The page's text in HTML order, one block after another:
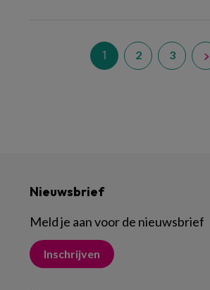
1 2 3
Nieuwsbrief
Meld je aan voor de nieuwsbrief
Inschrijven